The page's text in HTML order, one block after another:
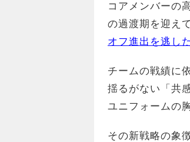
コアメンバーの
の過渡期を迎え
オフ進出を逃した
チームの戦績に
揺るがない「共
ユニフォームの
その新戦略の象